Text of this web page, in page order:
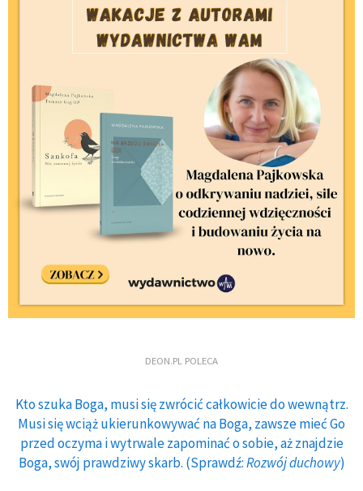
DEON.PL POLECA
Kto szuka Boga, musi się zwrócić całkowicie do wewnątrz.
Musi się wciąż ukierunkowywać na Boga, zawsze mieć Go
przed oczyma i wytrwale zapominać o sobie, aż znajdzie
Boga, swój prawdziwy skarb. (Sprawdź:Rozwój duchowy)